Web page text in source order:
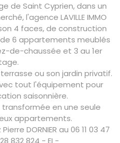
de Saint Cyprien, dans un
l'agence LAVILLE IMMO
4 faces, de construction
6 appartements meublés
de-chaussée et 3 au 1er
ou son jardin privatif.
tout l'équipement pour
saisonnière.
en une seule
appartements.
DORNIER au 06 11 03 47
832 824 - EI -